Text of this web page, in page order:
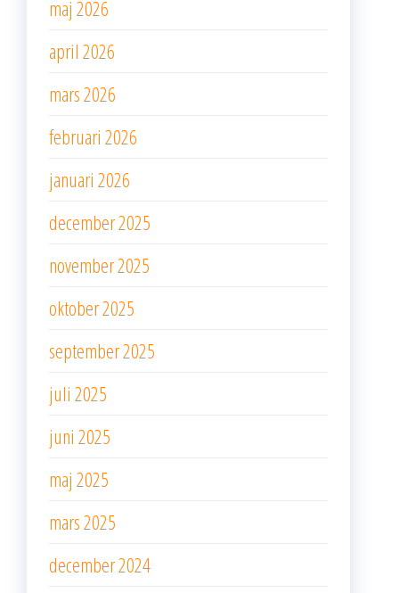
maj 2026
april 2026
mars 2026
februari 2026
januari 2026
december 2025
november 2025
oktober 2025
september 2025
juli 2025
juni 2025
maj 2025
mars 2025
december 2024